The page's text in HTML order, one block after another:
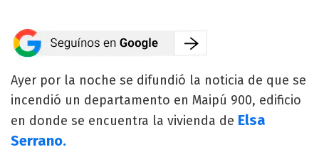
Ayer por la noche se difundió la noticia de que se
incendió un departamento en Maipú 900, edificio
en donde se encuentra la vivienda de Elsa
Serrano.